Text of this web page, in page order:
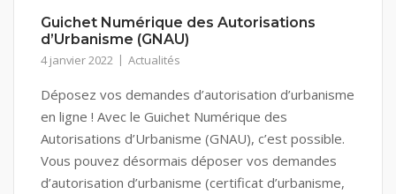
Guichet Numérique des Autorisations
d’Urbanisme (GNAU)
4 janvier 2022 Actualités
Déposez vos demandes d’autorisation d’urbanisme
en ligne ! Avec le Guichet Numérique des
Autorisations d’Urbanisme (GNAU), c’est possible.
Vous pouvez désormais déposer vos demandes
d’autorisation d’urbanisme (certificat d’urbanisme,